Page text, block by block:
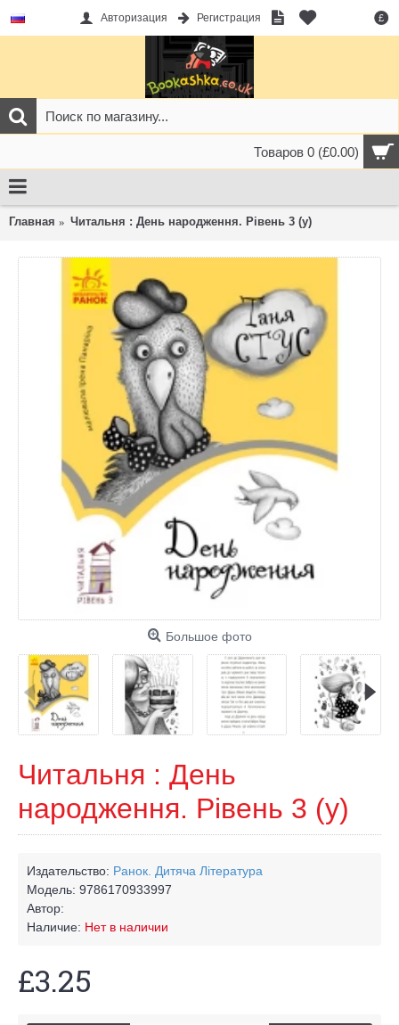
£
Авторизация Регистрация
Товаров 0 (£0.00)
Главная Читальня : День народження. Рівень 3 (у)
Большое фото
Читальня : День
народження. Рівень 3 (у)
Издательство: Ранок. Дитяча Лiтература
Модель: 9786170933997
Автор:
Наличие: Нет в наличии
£3.25